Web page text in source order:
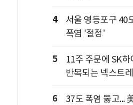
4
서울 영등포구 40
폭염 '절정'
5
11주 주문에 SK
반복되는 넥스트
6
37도 폭염 뚫고...